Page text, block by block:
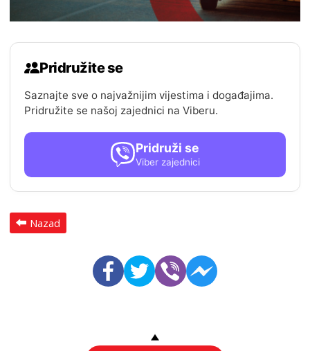
Pridružite se
Saznajte sve o najvažnijim vijestima i događajima.
Pridružite se našoj zajednici na Viberu.
Pridruži se
Viber zajednici
Nazad